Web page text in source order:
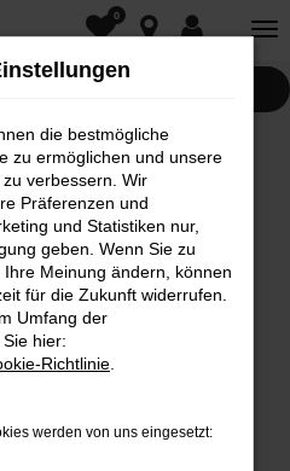
0
Škoda Kodiaq
mit
nach
die bestmögliche
zu ermöglichen und unsere
verbessern. Wir
Präferenzen und
und Statistiken nur,
geben. Wenn Sie zu
Meinung ändern, können
für die Zukunft widerrufen.
Umfang der
hier:
Richtlinie
werden von uns eingesetzt: